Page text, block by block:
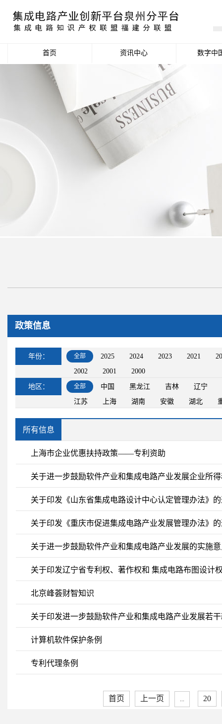
首页 资讯中心
政策信息
活动公告
数据统计分析
数字中
政策信息
年份： 全部 2025 2024 2023 2021
2002
2001 2000
地区： 全部 中国 黑龙江 吉林
辽宁
江苏
上海 湖南 安徽 湖北
所有信息
上海市企业优惠扶持政策——专利资助
关于进一步鼓励软件产业和集成电路产业发展企业所
关于印发《山东省集成电路设计中心认定管理办法》
关于印发《重庆市促进集成电路产业发展管理办法》
关于进一步鼓励软件产业和集成电路产业发展的实施
关于印发辽宁省专利权、著作权和 集成电路布图设计
北京峰荟财智知识
关于印发进一步鼓励软件产业和集成电路产业发展若
计算机软件保护条例
专利代理条例
首页 上一页 ... 20